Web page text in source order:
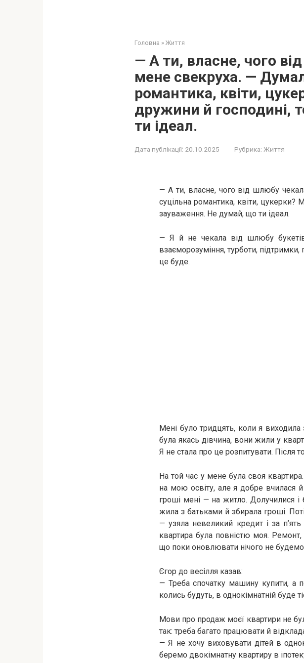
Головна » Життя
— А ти, власне, чого
мене свекруха. —
романтика, квіти,
дружини й господині,
ти ідеал.
Дата публікації: 20.10.2025 Рубрика: Життя
— А ти, власне, чого від шлюбу
суцільна романтика, квіти,
зауваження. Не думай, що ти ідеал.
— Я й не чекала від шлюбу
взаєморозуміння, турботи,
це буде.
Мені було тридцять, коли я
була якась дівчина, вони жили у
Я не стала про це розпитувати. Після
На той час у мене була своя
на мою освіту, але я добре вчилася
гроші мені — на житло. Долучилися
жила з батьками й збирала гроші.
— узяла невеликий кредит і за
квартира була повністю моя.
що поки оновлювати нічого не
Єгор до весілля казав:
— Треба спочатку машину купити, а
колись будуть, в однокімнатній буде
Мови про продаж моєї квартири не
так: треба багато працювати й
— Я не хочу виховувати дітей в
беремо двокімнатну квартиру в